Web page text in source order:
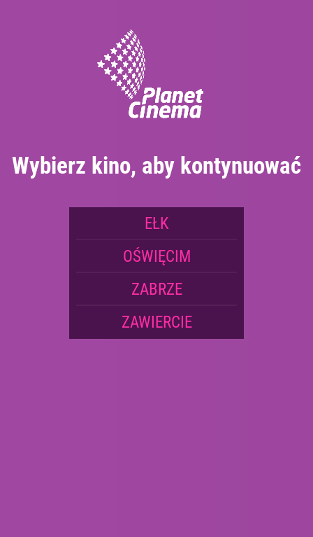
Wybierz kino, aby kontynuować
EŁK
OŚWIĘCIM
ZABRZE
ZAWIERCIE
Rezerwacja biletów od 10:00 do 22:00 - Telefon odbierany jest
w miarę dostępności kasjera